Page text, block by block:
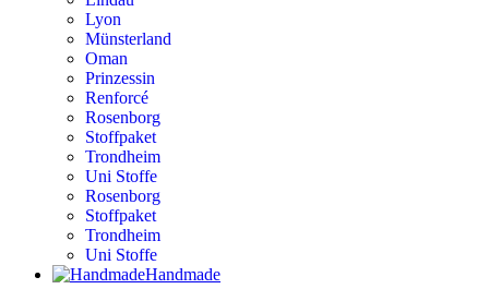
Lyon
Münsterland
Oman
Prinzessin
Renforcé
Rosenborg
Stoffpaket
Trondheim
Uni Stoffe
Rosenborg
Stoffpaket
Trondheim
Uni Stoffe
Handmade